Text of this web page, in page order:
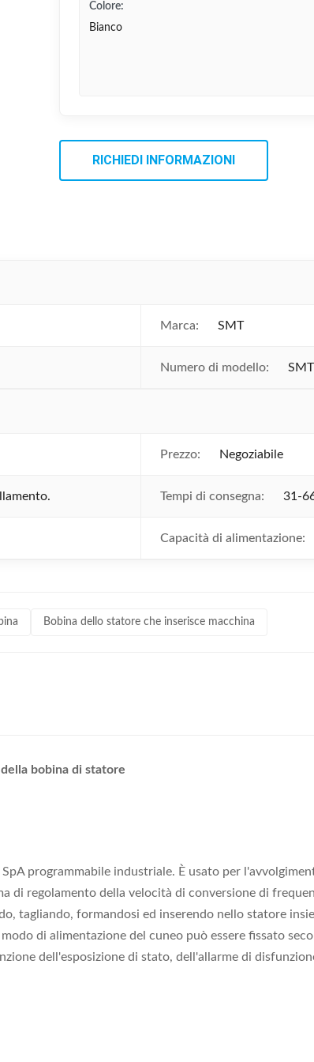
Colore:
Bianco
RICHIEDI INFORMAZIONI
Marca: SMT
Numero di modello:
Prezzo: Negoziabile
Tempi di consegna: 31-
Capacità di alimentazione:
Bobina dello statore che inserisce macchina
bobina di statore
programmabile industriale. È usato per
di regolamento della velocità di conversione di
tagliando, formandosi ed inserendo nello statore
di alimentazione del cuneo può essere fissato
dell'esposizione di stato, dell'allarme di